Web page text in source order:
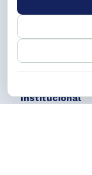
Siga
Institucional